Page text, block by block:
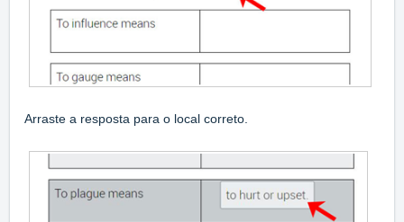
Arraste a resposta para o local correto.